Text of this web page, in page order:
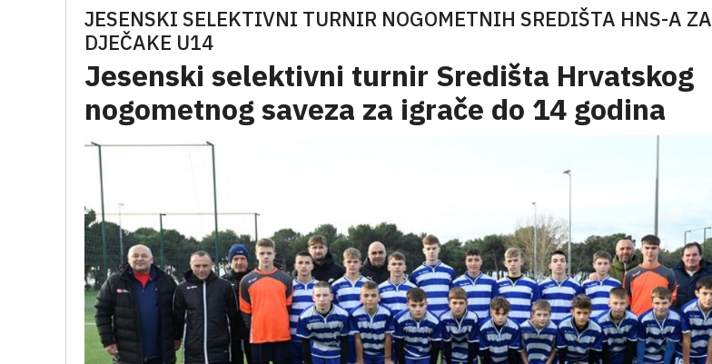
JESENSKI SELEKTIVNI TURNIR NOGOMETNIH SREDIŠTA HNS-A ZA
DJEČAKE U14
Jesenski selektivni turnir Središta Hrvatskog
nogometnog saveza za igrače do 14 godina